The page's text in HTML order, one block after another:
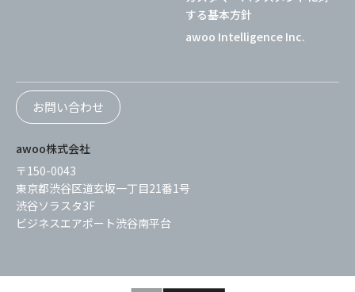
する基本方針
awoo Intelligence Inc.
お問い合わせ
awoo株式会社
〒150-0043
東京都渋谷区道玄坂一丁目21番1号
渋谷ソラスタ3F
ビジネスエアポート渋谷南平台